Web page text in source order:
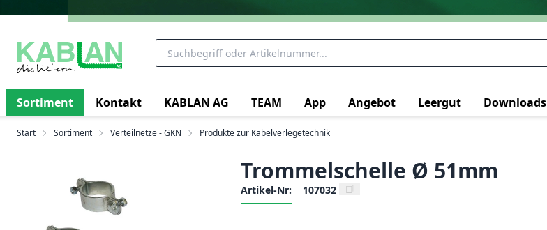
Sortiment Kontakt KABLAN AG TEAM App Angebot Leergut Downloads
Start Sortiment Verteilnetze - GKN Produkte zur Kabelverlegetechnik
Trommelschelle Ø 51mm
Artikel-Nr: 107032